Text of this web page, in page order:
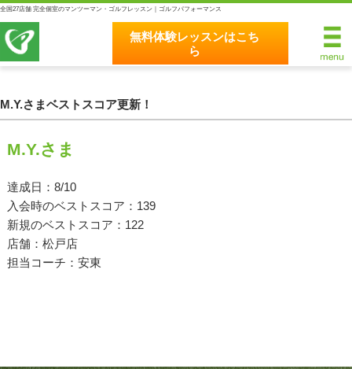
全国27店舗 完全個室のマンツーマン・ゴルフレッスン｜ゴルフパフォーマンス
無料体験レッスンはこち
ら
無料体験レッスンはこちら
統一されたレッスン理論
最新のスイング解析システム
M.Y.さまベストスコア更新！
M.Y.さま
達成日：8/10
入会時のベストスコア：139
新規のベストスコア：122
店舗：松戸店
担当コーチ：安東